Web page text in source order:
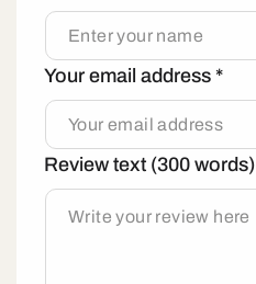
Your email address *
Review text (300 words)